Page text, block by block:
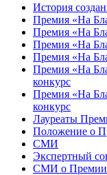
История
Премия «На
Премия «На
Премия «На
Премия «На
Премия «На
конкурс
Премия «На
конкурс
Лауреаты
Положение о
СМИ
Экспертный
СМИ о Премии